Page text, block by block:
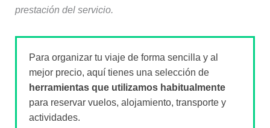
prestación del servicio.
Para organizar tu viaje de forma sencilla y al
mejor precio, aquí tienes una selección de
herramientas que utilizamos habitualmente
para reservar vuelos, alojamiento, transporte y
actividades.